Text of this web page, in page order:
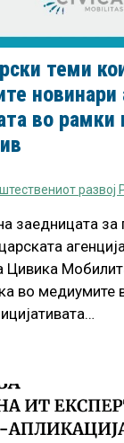
теми
новинари
во рамки
развој
заедницата за
во медиумите